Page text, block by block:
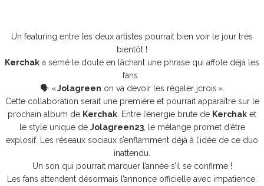
Un featuring entre les deux artistes pourrait bien voir le jour très
bientôt !
Kerchak a semé le doute en lâchant une phrase qui affole déjà les
fans :
🗣️ «Jolagreen on va devoir les régaler jcrois ».
Cette collaboration serait une première et pourrait apparaître sur le
prochain album de Kerchak . Entre l’énergie brute de Kerchak et
le style unique de Jolagreen23, le mélange promet d’être
explosif. Les réseaux sociaux s’enflamment déjà à l’idée de ce duo
inattendu.
Un son qui pourrait marquer l’année s’il se confirme !
Les fans attendent désormais l’annonce officielle avec impatience.